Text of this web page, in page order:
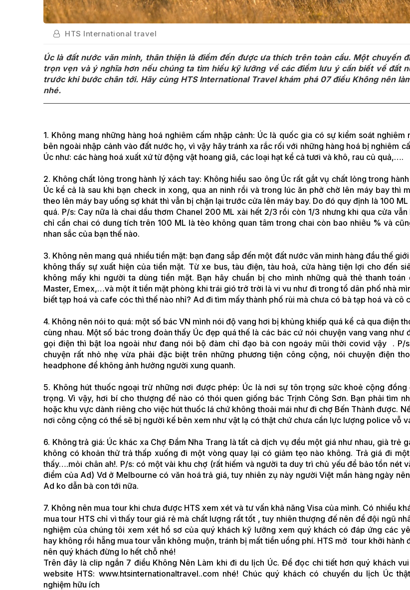
HTS International travel
Úc là đất nước văn minh, thân thiện là điểm đến được ưa thích trên toàn cầu. Một chuyến
trọn vẹn và ý nghĩa hơn nếu chúng ta tìm hiểu kỹ lưỡng về các điểm lưu ý cần biết về đất
trước khi bước chân tới. Hãy cùng HTS International Travel khám phá 07 điều Không nên
nhé.
1. Không mang những hàng hoá nghiêm cấm nhập cảnh: Úc là quốc gia có sự kiểm soát nghiêm
bên ngoài nhập cảnh vào đất nước họ, vì vậy hãy tránh xa rắc rối với những hàng hoá bị nghiêm
Úc như: các hàng hoá xuất xứ từ động vật hoang giã, các loại hạt kể cả tươi và khô, rau củ quả,….
2. Không chất lỏng trong hành lý xách tay: Không hiểu sao ông Úc rất gắt vụ chất lỏng trong
Úc kể cả là sau khi bạn check in xong, qua an ninh rồi và trong lúc ăn phở chờ lên máy bay thì
theo lên máy bay uống sợ khát thì vẫn bị chặn lại trước cửa lên máy bay. Do đó quy định là 100
quá. P/s: Cay nữa là chai dầu thơm Chanel 200 ML xài hết 2/3 rồi còn 1/3 nhưng khi qua cửa
chỉ cần chai có dung tích trên 100 ML là tèo không quan tâm trong chai còn bao nhiêu % và
nhan sắc của bạn thế nào.
3. Không nên mang quá nhiều tiền mặt: bạn đang sắp đến một đất nước văn minh hàng đầu thế
không thấy sự xuất hiện của tiền mặt. Từ xe bus, tàu điện, tàu hoả, cửa hàng tiện lợi cho đến
không mấy khi người ta dùng tiền mặt. Bạn hãy chuẩn bị cho mình những quả thẻ thanh toán
Master, Emex,…và một ít tiền mặt phòng khi trái gió trở trời là vi vu như đi trong tổ dân phố nhà
biết tạp hoá và cafe cóc thì thế nào nhỉ? Ad đi tìm mấy thành phố rùi mà chưa có bà tạp hoá và cô
4. Không nên nói to quá: một số bác VN mình nói độ vang hơi bị khủng khiếp quá kể cả qua điện
cùng nhau. Một số bác trong đoàn thấy Úc đẹp quá thế là các bác cứ nói chuyện vang vang như
gọi điện thì bật loa ngoài như đang nói bộ đàm chỉ đạo bà con ngoáy mũi thời covid vậy . P/
chuyện rất nhỏ nhẹ vừa phải đặc biệt trên những phương tiện công cộng, nói chuyện điện
headphone để không ảnh hưởng người xung quanh.
5. Không hút thuốc ngoại trừ những nơi được phép: Úc là nơi sự tôn trọng sức khoẻ cộng
trọng. Vì vậy, hơi bí cho thượng đế nào có thói quen giống bác Trịnh Công Sơn. Bạn phải tìm
hoặc khu vực dành riêng cho việc hút thuốc lá chứ không thoải mái như đi chợ Bến Thành được.
nơi công cộng có thể sẽ bị người kế bên xem như vật lạ có thật chứ chưa cần lực lượng police vỗ
6. Không trả giá: Úc khác xa Chợ Đầm Nha Trang là tất cả dịch vụ đều một giá như nhau, già trẻ
không có khoản thử trả thấp xuống đi một vòng quay lại có giảm tẹo nào không. Trả giá đi
thấy….mỏi chân ah!. P/s: có một vài khu chợ (rất hiếm và người ta duy trì chủ yếu để bảo tồn nét
điểm của Ad) Vd ở Melbourne có văn hoá trả giá, tuy nhiên zụ này người Việt mần hàng ngày
Ad ko dẫn bà con tới nữa.
7. Không nên mua tour khi chưa được HTS xem xét và tư vấn khả năng Visa của mình. Có nhiều
mua tour HTS chỉ vì thấy tour giá rẻ mà chất lượng rất tốt , tuy nhiên thượng đế nên để đội ngũ
nghiệm của chúng tôi xem xét hồ sơ của quý khách kỹ lưỡng xem quý khách có đáp ứng các
hay không rồi hẵng mua tour vẫn không muộn, tránh bị mất tiền uổng phí. HTS mở tour khởi hành
nên quý khách đừng lo hết chỗ nhé!
Trên đây là clip ngắn 7 điều Không Nên Làm khi đi du lịch Úc. Để đọc chi tiết hơn quý khách
website HTS: www.htsinternationaltravel..com nhé! Chúc quý khách có chuyến du lịch Úc
nghiệm hữu ích